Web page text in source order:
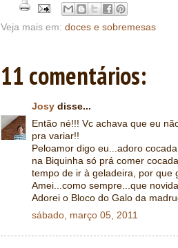
Veja mais em: doces e sobremesas
11 comentários:
Josy disse...
Então né!!! Vc achava que eu
pra variar!!
Peloamor digo eu...adoro
na Biquinha só prá comer
tempo de ir à geladeira, por que
Amei...como sempre...que
Adorei o Bloco do Galo da
sábado, março 05, 2011